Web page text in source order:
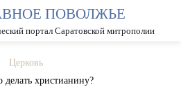
ШРИФТА А А
ПОВОЛЖЬЕ
портал Саратовской митрополии
Церковь
христианину?